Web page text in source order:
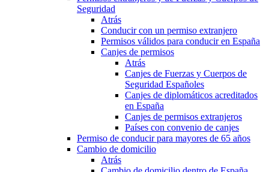
Seguridad
Atrás
Conducir con un permiso extranjero
Permisos válidos para conducir en España
Canjes de permisos
Atrás
Canjes de Fuerzas y Cuerpos de
Seguridad Españoles
Canjes de diplomáticos acreditados
en España
Canjes de permisos extranjeros
Países con convenio de canjes
Permiso de conducir para mayores de 65 años
Cambio de domicilio
Atrás